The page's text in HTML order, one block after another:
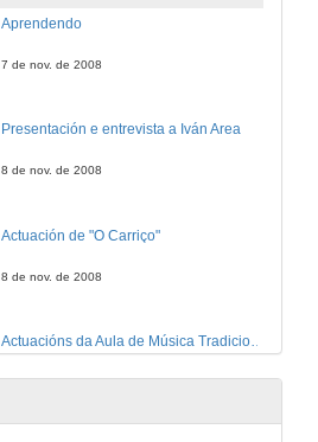
Aprendendo
7 de nov. de 2008
Presentación e entrevista a Iván Area
8 de nov. de 2008
Actuación de "O Carriço"
8 de nov. de 2008
Actuacións da Aula de Música Tradicional Gomes Mouro e Manuel Viqueira
8 de nov. de 2008